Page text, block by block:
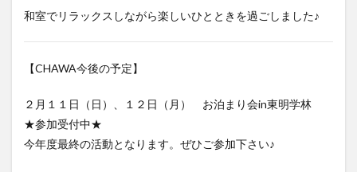
和室でリラックスしながら楽しいひとときを過ごしました♪
【CHAWA今後の予定】
２月１１日（日）、１２日（月） お泊まり会in東明学林
★参加受付中★
今年度最終の活動となります。ぜひご参加下さい♪